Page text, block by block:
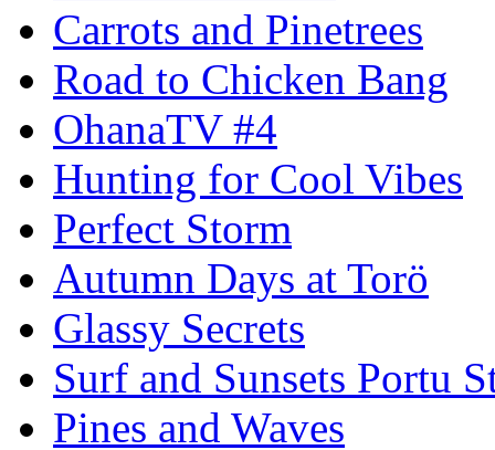
Carrots and Pinetrees
Road to Chicken Bang
OhanaTV #4
Hunting for Cool Vibes
Perfect Storm
Autumn Days at Torö
Glassy Secrets
Surf and Sunsets Portu
Pines and Waves